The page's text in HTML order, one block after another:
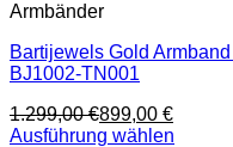
Armbänder
Bartijewels Gold
BJ1002-TN001
1.299,00€899,00 €
Ausführung wählen